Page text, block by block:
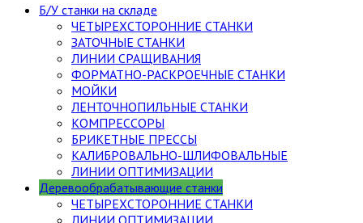
Б/У станки на складе
ЧЕТЫРЕХСТОРОННИЕ СТАНКИ
ЗАТОЧНЫЕ СТАНКИ
ЛИНИИ СРАЩИВАНИЯ
ФОРМАТНО-РАСКРОЕЧНЫЕ СТАНКИ
МОЙКИ
ЛЕНТОЧНОПИЛЬНЫЕ СТАНКИ
КОМПРЕССОРЫ
БРИКЕТНЫЕ ПРЕССЫ
КАЛИБРОВАЛЬНО-ШЛИФОВАЛЬНЫЕ
ЛИНИИ ОПТИМИЗАЦИИ
Деревообрабатывающие станки
ЧЕТЫРЕХСТОРОННИЕ СТАНКИ
ЛИНИИ ОПТИМИЗАЦИИ